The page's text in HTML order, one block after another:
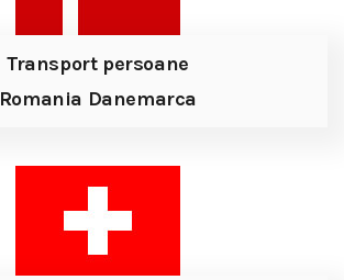
Transport persoane
Romania Danemarca